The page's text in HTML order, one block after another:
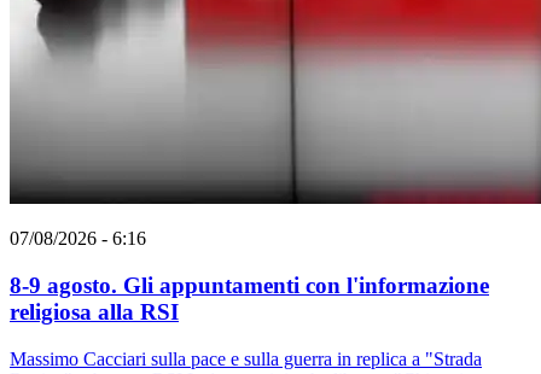
07/08/2026 - 6:16
8-9 agosto. Gli appuntamenti con l'informazione
religiosa alla RSI
Massimo Cacciari sulla pace e sulla guerra in replica a "Strada